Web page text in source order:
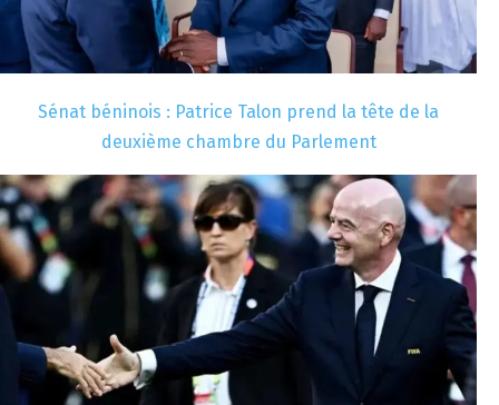
Sénat béninois : Patrice Talon prend la tête de la
deuxième chambre du Parlement